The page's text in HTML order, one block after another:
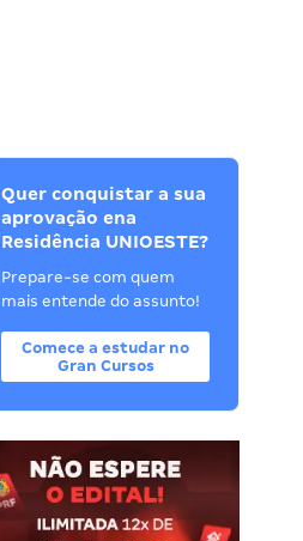
Quer conquistar a sua
aprovação ena
Residência UNIOESTE?
Prepare-se com quem
mais entende do assunto!
Comece a estudar no
Gran Cursos